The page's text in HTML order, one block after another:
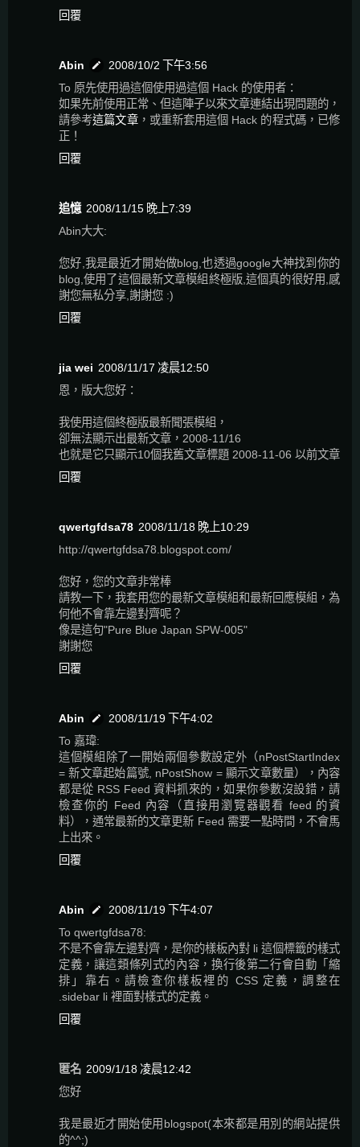
回覆
Abin
2008/10/2 下午3:56
To 原先使用過這個使用過這個 Hack 的使用者：
如果先前使用正常、但這陣子以來文章連結出現問題的，
請參考這篇文章，或重新套用這個 Hack 的程式碼，已修
正！
回覆
追憶 2008/11/15 晚上7:39
Abin大大:
您好,我是最近才開始做blog,也透過google大神找到你的
blog,使用了這個最新文章模組終極版,這個真的很好用,感
謝您無私分享,謝謝您 :)
回覆
jia wei 2008/11/17 凌晨12:50
恩，版大您好：
我使用這個終極版最新聞張模組，
卻無法顯示出最新文章，2008-11/16
也就是它只顯示10個我舊文章標題 2008-11-06 以前文章
回覆
qwertgfdsa78 2008/11/18 晚上10:29
http://qwertgfdsa78.blogspot.com/
您好，您的文章非常棒
請教一下，我套用您的最新文章模組和最新回應模組，為
何他不會靠左邊對齊呢？
像是這句"Pure Blue Japan SPW-005"
謝謝您
回覆
Abin
2008/11/19 下午4:02
To 嘉瑋:
這個模組除了一開始兩個參數設定外（nPostStartIndex
= 新文章起始篇號, nPostShow = 顯示文章數量），內容
都是從 RSS Feed 資料抓來的，如果你參數沒設錯，請
檢查你的 Feed 內容（直接用瀏覽器觀看 feed 的資
料），通常最新的文章更新 Feed 需要一點時間，不會馬
上出來。
回覆
Abin
2008/11/19 下午4:07
To qwertgfdsa78:
不是不會靠左邊對齊，是你的樣板內對 li 這個標籤的樣式
定義，讓這類條列式的內容，換行後第二行會自動「縮
排」靠右。請檢查你樣板裡的 CSS 定義，調整在
.sidebar li 裡面對樣式的定義。
回覆
匿名 2009/1/18 凌晨12:42
您好
我是最近才開始使用blogspot(本來都是用別的網站提供
的^^;)